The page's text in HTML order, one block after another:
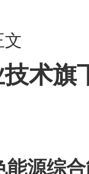
文
术旗
能源综